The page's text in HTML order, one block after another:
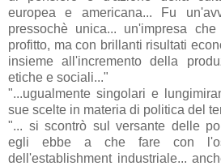
europea e americana... Fu
pressochè unica... un'impresa
profitto, ma con brillanti risultati
insieme all'incremento della
etiche e sociali..."
"...ugualmente singolari e
sue scelte in materia di politica del
"... si scontrò sul versante delle
egli ebbe a che fare con
dell'establishmentindustriale...